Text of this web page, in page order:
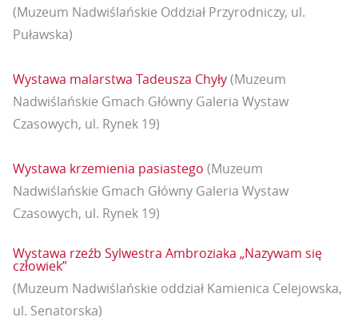
(Muzeum Nadwiślańskie Oddział Przyrodniczy, ul.
Puławska)
Wystawa malarstwa Tadeusza Chyły(Muzeum
Nadwiślańskie Gmach Główny Galeria Wystaw
Czasowych, ul. Rynek 19)
Wystawa krzemienia pasiastego (Muzeum
Nadwiślańskie Gmach Główny Galeria Wystaw
Czasowych, ul. Rynek 19)
Wystawa rzeźb Sylwestra Ambroziaka „Nazywam się
człowiek”
(Muzeum Nadwiślańskie oddział Kamienica Celejowska,
ul. Senatorska)